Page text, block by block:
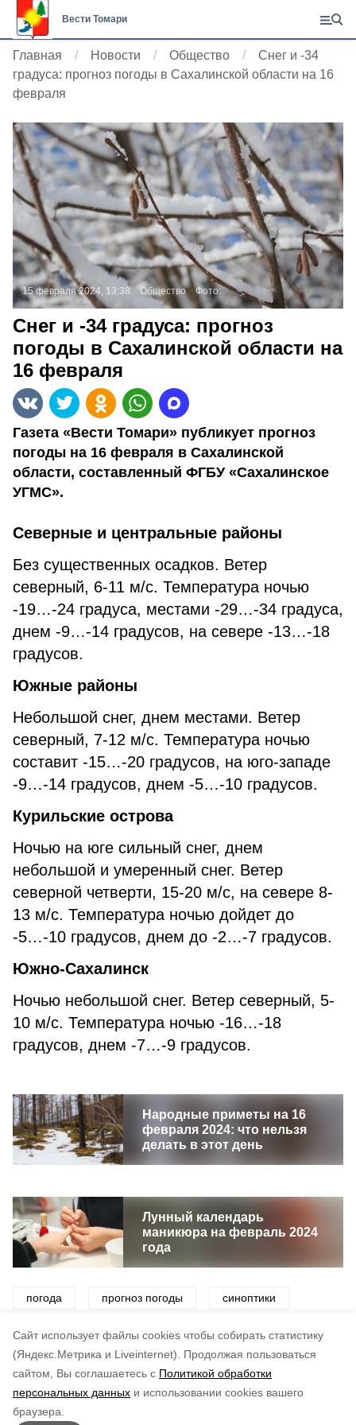
Cайт использует файлы cookies чтобы собирать статистику
(Яндекс.Метрика и Liveinternet).
Продолжая пользоваться
сайтом, Вы соглашаетесь с Политикой обработки
персональных данных и использовании cookies вашего
браузера.
Вести Томари
Главная Новости Общество
Снег и -34
градуса: прогноз погоды в Сахалинской области на 16
февраля
15 февраля 2024, 13:38 Общество Фото:
Снег и -34 градуса: прогноз
погоды в Сахалинской области на
16 февраля
Газета «Вести Томари» публикует прогноз
погоды на 16 февраля в Сахалинской
области, составленный ФГБУ «Сахалинское
УГМС».
Северные и центральные районы
Без существенных осадков. Ветер
северный, 6-11 м/с. Температура ночью
-19…-24 градуса, местами -29…-34 градуса,
днем -9…-14 градусов, на севере -13…-18
градусов.
Южные районы
Небольшой снег, днем местами. Ветер
северный, 7-12 м/с. Температура ночью
составит -15…-20 градусов, на юго-западе
-9…-14 градусов, днем -5…-10 градусов.
Курильские острова
Ночью на юге сильный снег, днем
небольшой и умеренный снег. Ветер
северной четверти, 15-20 м/с, на севере 8-
13 м/с. Температура ночью дойдет до
-5…-10 градусов, днем до -2…-7 градусов.
Южно-Сахалинск
Ночью небольшой снег. Ветер северный, 5-
10 м/с. Температура ночью -16…-18
градусов, днем -7…-9 градусов.
Народные приметы на 16
февраля 2024: что нельзя
делать в этот день
Лунный календарь
маникюра на февраль 2024
года
погода прогноз погоды синоптики
снег ветер
по оценке